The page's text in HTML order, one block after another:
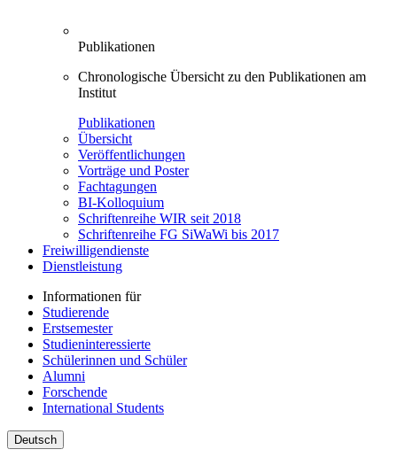
Publikationen
Chronologische Übersicht zu den Publikationen am
Institut
Publikationen
Übersicht
Veröffentlichungen
Vorträge und Poster
Fachtagungen
BI-Kolloquium
Schriftenreihe WIR seit 2018
Schriftenreihe FG SiWaWi bis 2017
Freiwilligendienste
Dienstleistung
Informationen für
Studierende
Erstsemester
Studieninteressierte
Schülerinnen und Schüler
Alumni
Forschende
International Students
Deutsch